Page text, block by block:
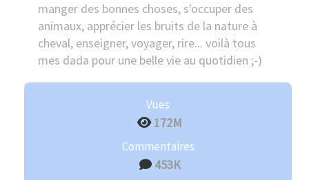
manger des bonnes choses, s'occuper des
animaux, apprécier les bruits de la nature à
cheval, enseigner, voyager, rire... voilà tous
mes dada pour une belle vie au quotidien ;-)
Vues
172M
Commentaires
453K